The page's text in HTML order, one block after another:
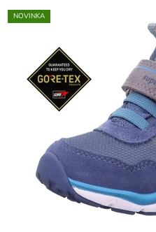
NOVINKA